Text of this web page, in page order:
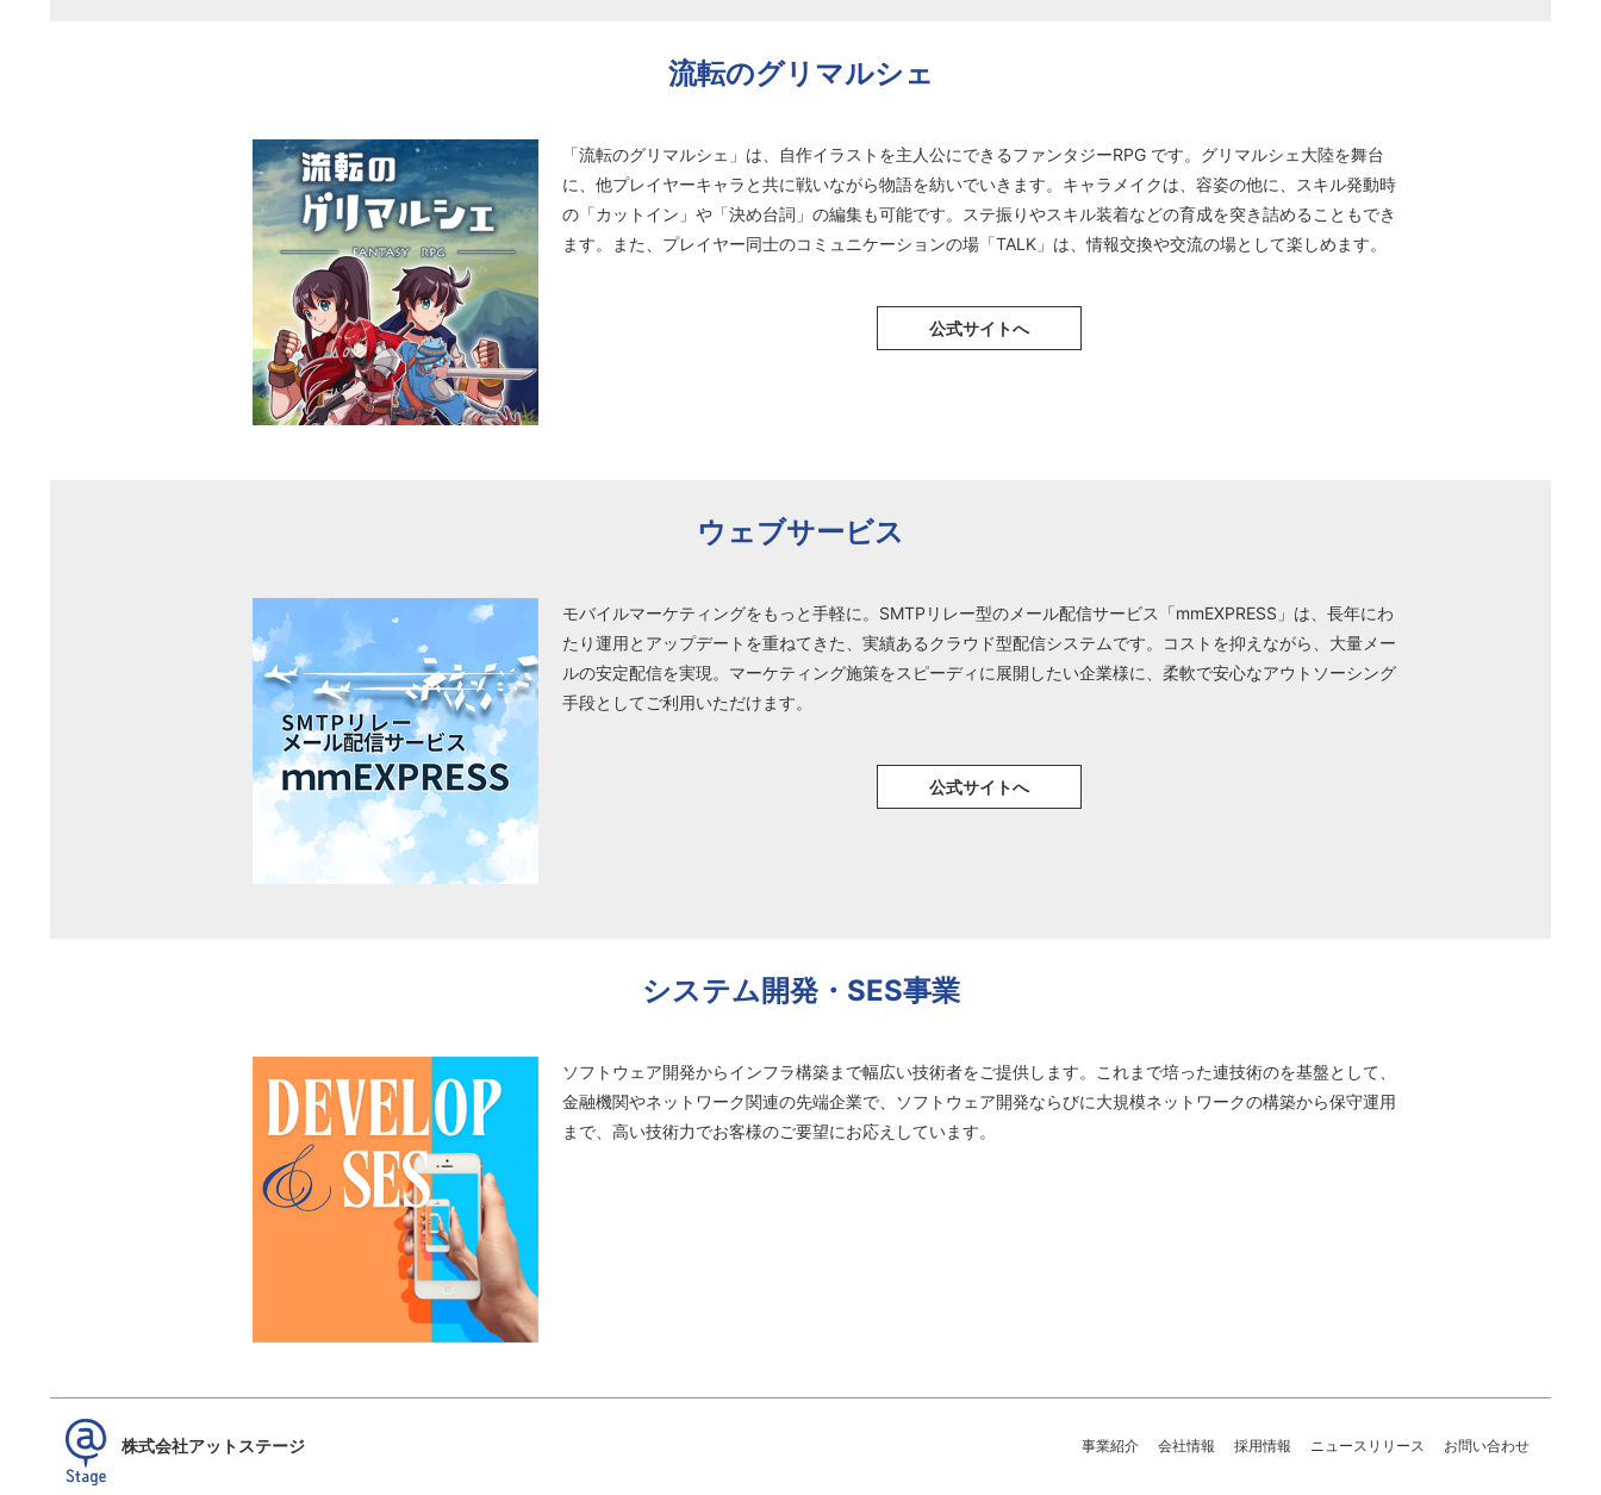
流転のグリマルシェ
「流転のグリマルシェ」は、自作イラストを主人公にできるファンタジーRPG です。グリマルシェ大陸を舞台
に、他プレイヤーキャラと共に戦いながら物語を紡いでいきます。キャラメイクは、容姿の他に、スキル発動時
の「カットイン」や「決め台詞」の編集も可能です。ステ振りやスキル装着などの育成を突き詰めることもでき
ます。また、プレイヤー同士のコミュニケーションの場「TALK」は、情報交換や交流の場として楽しめます。
公式サイトへ
ウェブサービス
モバイルマーケティングをもっと手軽に。SMTPリレー型のメール配信サービス「mmEXPRESS」は、長年にわ
たり運用とアップデートを重ねてきた、実績あるクラウド型配信システムです。コストを抑えながら、大量メー
ルの安定配信を実現。マーケティング施策をスピーディに展開したい企業様に、柔軟で安心なアウトソーシング
手段としてご利用いただけます。
公式サイトへ
システム開発・SES事業
ソフトウェア開発からインフラ構築まで幅広い技術者をご提供します。これまで培った連技術のを基盤として、
金融機関やネットワーク関連の先端企業で、ソフトウェア開発ならびに大規模ネットワークの構築から保守運用
まで、高い技術力でお客様のご要望にお応えしています。
株式会社アットステージ 事業紹介 会社情報 採用情報 ニュースリリース お問い合わせ